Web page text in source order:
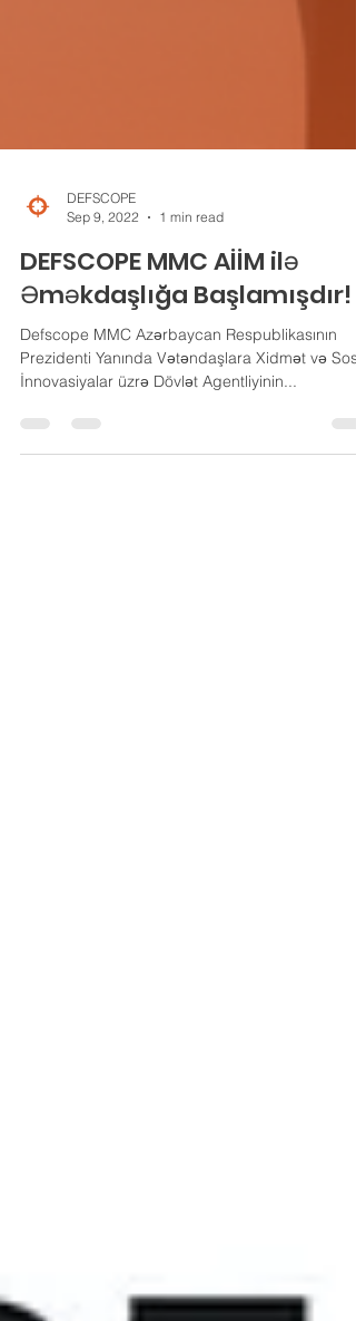
Sep 9, 2022
1 min read
DEFSCOPE MMC AİİM ilə
Əməkdaşlığa Başlamışdır!
Defscope MMC Azərbaycan Respublikasının
Prezidenti Yanında Vətəndaşlara Xidmət və
İnnovasiyalar üzrə Dövlət Agentliyinin...